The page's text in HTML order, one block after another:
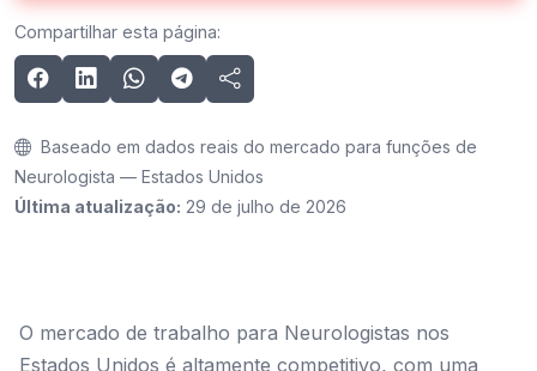
Compartilhar esta página:
Baseado em dados reais do mercado para funções de
Neurologista — Estados Unidos
Última atualização: 29 de julho de 2026
O mercado de trabalho para Neurologistas nos
Estados Unidos é altamente competitivo, com uma